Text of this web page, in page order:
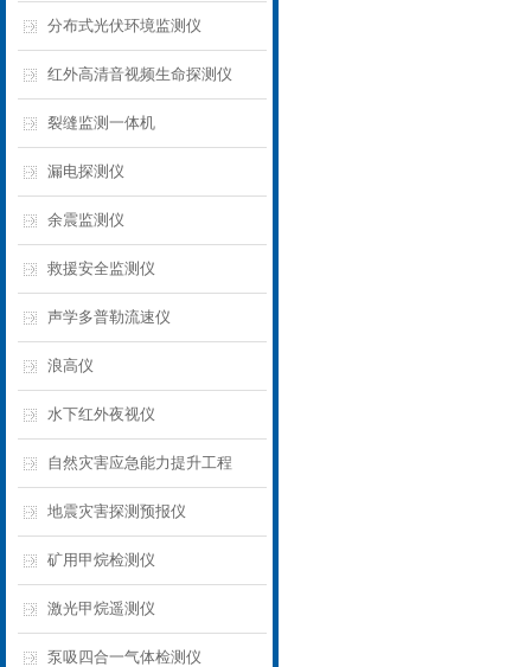
分布式光伏环境监测仪
红外高清音视频生命探测仪
裂缝监测一体机
漏电探测仪
余震监测仪
救援安全监测仪
声学多普勒流速仪
浪高仪
水下红外夜视仪
自然灾害应急能力提升工程
地震灾害探测预报仪
矿用甲烷检测仪
激光甲烷遥测仪
泵吸四合一气体检测仪